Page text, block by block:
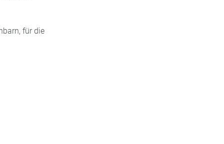
für die